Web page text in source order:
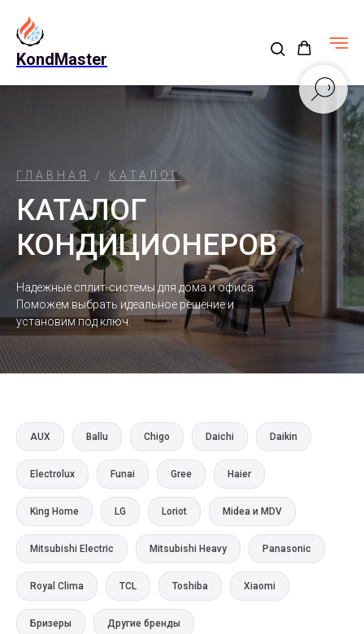
KondMaster
ГЛАВНАЯ / КАТАЛОГ
КАТАЛОГ
КОНДИЦИОНЕРОВ
Надежные сплит-системы для дома и офиса.
Поможем выбрать идеальное решение и
установим под ключ.
AUX Ballu Chigo Daichi Daikin
Electrolux Funai Gree Haier
King Home LG Loriot Midea и MDV
Mitsubishi Electric Mitsubishi Heavy Panasonic
Royal Clima TCL Toshiba Xiaomi
Бризеры Другие бренды